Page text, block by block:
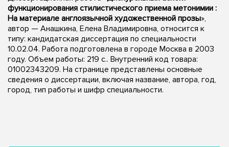
функционирования стилистического приема метонимии :
На материале англоязычной художественной прозы»,
автор — Анашкина, Елена Владимировна, относится к
типу: кандидатская диссертация по специальности
10.02.04. Работа подготовлена в городе Москва в 2003
году. Объем работы: 219 с.. Внутренний код товара:
01002343209. На странице представлены основные
сведения о диссертации, включая название, автора, год,
город, тип работы и шифр специальности.